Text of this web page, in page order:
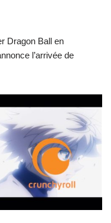
Dragon Ball en
l’arrivée de